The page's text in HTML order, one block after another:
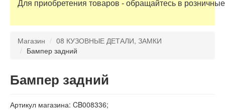
Регистрация
Вход
Для приобретения товаров - обращайтесь в
Магазин / 08 КУЗОВНЫЕ ДЕТАЛИ, ЗАМКИ
/ Бампер задний
Бампер задний
Артикул магазина: CB008336;